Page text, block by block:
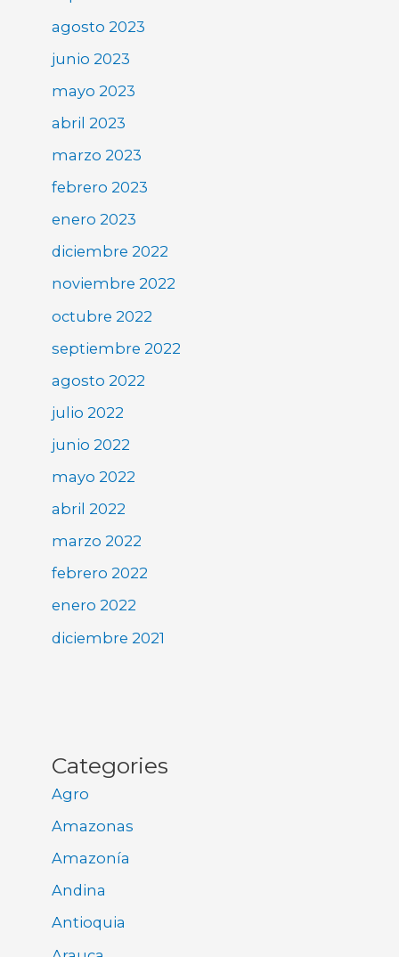
agosto 2023
junio 2023
mayo 2023
abril 2023
marzo 2023
febrero 2023
enero 2023
diciembre 2022
noviembre 2022
octubre 2022
septiembre 2022
agosto 2022
julio 2022
junio 2022
mayo 2022
abril 2022
marzo 2022
febrero 2022
enero 2022
diciembre 2021
Categories
Agro
Amazonas
Amazonía
Andina
Antioquia